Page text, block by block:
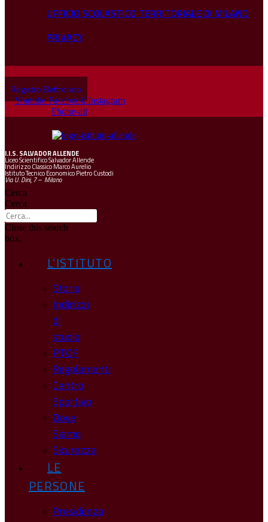
UFFICIO SCOLASTICO TERRITORIALE DI MILANO
PRIVACY
Registro Elettronico
Youtube Facebook Instagram
Phone-alt
I.I.S.SALVADOR ALLENDE
Liceo Scientifico Salvador Allende
Indirizzo Classico Marco Aurelio
Istituto Tecnico Economico Pietro Custodi
Via U. Dini, 7 – Milano
Cerca
Cerca
Close this search
box.
L’ISTITUTO
Storia
Indirizzi
di
studio
PTOF
Regolamenti
Centro
Sportivo
Dove
Siamo
Sicurezza
LE
PERSONE
Presidenza